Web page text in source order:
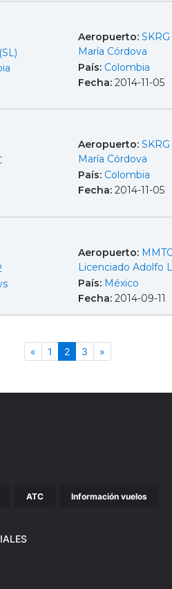
Aeropuerto:
María Córdova
País: Colombia
Fecha: 2014-11-05
Aeropuerto:
María Córdova
País: Colombia
Fecha: 2014-11-05
Aeropuerto:
Licenciado Adolfo
País: México
Fecha: 2014-09-11
« Anterior
1 2(actual)
3 »
ATC Información vuelos